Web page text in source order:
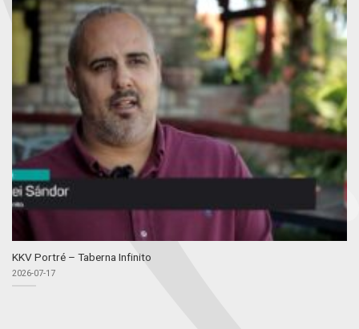
KKV Portré – Taberna Infinito
2026-07-17